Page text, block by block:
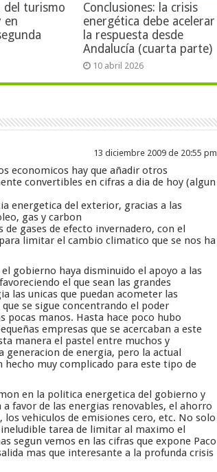
del turismo
en
Conclusiones: la crisis
energética debe acelerar
la respuesta desde
Andalucía (cuarta parte)
10 abril 2026
13 diciembre 2009 de 20:55 pm
economicos hay que añadir otros
convertibles en cifras a dia de hoy (algun
energetica del exterior, gracias a las
gas y carbon
gases de efecto invernadero, con el
limitar el cambio climatico que se nos ha
gobierno haya disminuido el apoyo a las
el que sean las grandes
las unicas que puedan acometer las
se sigue concentrando el poder
pocas manos. Hasta hace poco hubo
empresas que se acercaban a este
manera el pastel entre muchos y
de energia, pero la actual
hecho muy complicado para este tipo de
en la politica energetica del gobierno y
favor de las energias renovables, el ahorro
vehiculos de emisiones cero, etc. No solo
tarea de limitar al maximo el
segun vemos en las cifras que expone Paco
mas que interesante a la profunda crisis